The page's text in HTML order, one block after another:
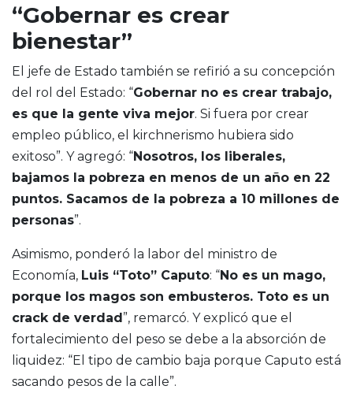
“Gobernar es crear
bienestar”
El jefe de Estado también se refirió a su concepción
del rol del Estado: “Gobernar no es crear trabajo,
es que la gente viva mejor. Si fuera por crear
empleo público, el kirchnerismo hubiera sido
exitoso”. Y agregó: “Nosotros, los liberales,
bajamos la pobreza en menos de un año en 22
puntos. Sacamos de la pobreza a 10 millones de
personas”.
Asimismo, ponderó la labor del ministro de
Economía, Luis “Toto” Caputo: “No es un mago,
porque los magos son embusteros. Toto es un
crack de verdad”, remarcó. Y explicó que el
fortalecimiento del peso se debe a la absorción de
liquidez: “El tipo de cambio baja porque Caputo está
sacando pesos de la calle”.